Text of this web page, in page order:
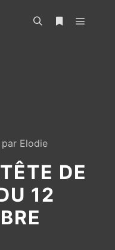
Elodie
DE
12